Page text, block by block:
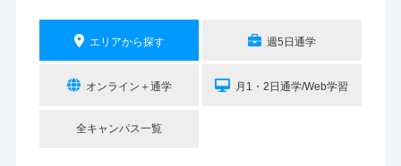
エリアから探す 週5日通学
オンライン＋通学 月1・2日通学/Web学習
全キャンパス一覧